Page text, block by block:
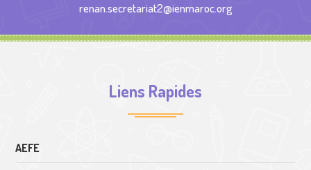
renan.secretariat2@ienmaroc.org
Liens Rapides
AEFE